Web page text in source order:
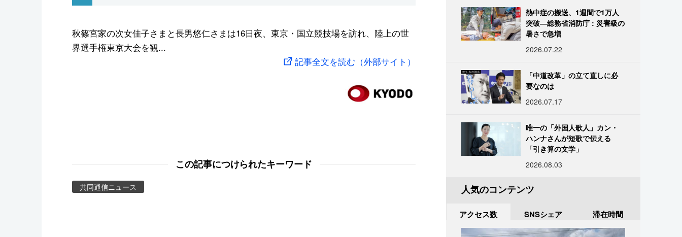
秋篠宮家の次女佳子さまと長男悠仁さまは16日夜、東京・国立競技場を訪れ、陸上の世
界選手権東京大会を観...
記事全文を読む（外部サイト）
この記事につけられたキーワード
共同通信ニュース
熱中症の搬送、1週間で1万人
突破―総務省消防庁 : 災害級の
暑さで急増
2026.07.22
「中道改革」の立て直しに必
要なのは
2026.07.17
唯一の「外国人歌人」カン・
ハンナさんが短歌で伝える
「引き算の文学」
2026.08.03
人気のコンテンツ
アクセス数 SNSシェア 滞在時間